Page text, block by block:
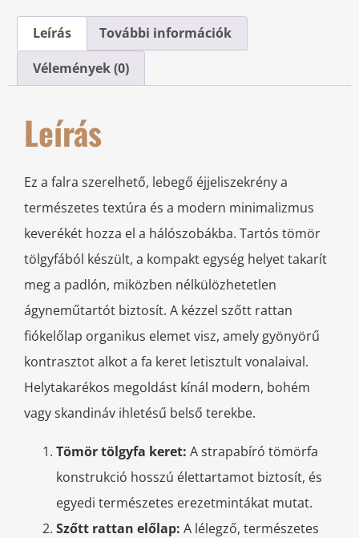
Leírás
További információk
Vélemények (0)
Leírás
Ez a falra szerelhető, lebegő éjjeliszekrény a
természetes textúra és a modern minimalizmus
keverékét hozza el a hálószobákba. Tartós tömör
tölgyfából készült, a kompakt egység helyet takarít
meg a padlón, miközben nélkülözhetetlen
ágyneműtartót biztosít. A kézzel szőtt rattan
fiókelőlap organikus elemet visz, amely gyönyörű
kontrasztot alkot a fa keret letisztult vonalaival.
Helytakarékos megoldást kínál modern, bohém
vagy skandináv ihletésű belső terekbe.
Tömör tölgyfa keret: A strapabíró tömörfa
konstrukció hosszú élettartamot biztosít, és
egyedi természetes erezetmintákat mutat.
Szőtt rattan előlap: A lélegző, természetes